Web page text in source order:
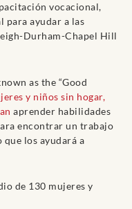
vocacional,
para ayudar a las
Durham-Chapel Hill
as the “Good
y niños sin hogar,
aprender habilidades
encontrar un trabajo
los ayudará a
de 130 mujeres y